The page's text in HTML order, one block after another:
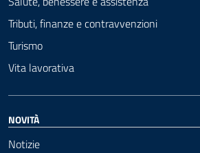
Tributi, finanze e contravvenzioni
Turismo
Vita lavorativa
NOVITÀ
Notizie